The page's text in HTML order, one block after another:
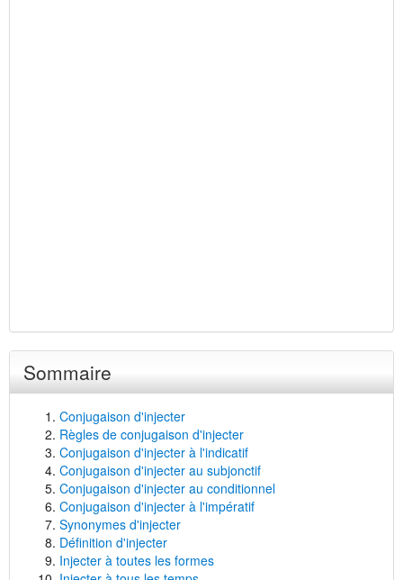
Sommaire
Conjugaison d'injecter
Règles de conjugaison d'injecter
Conjugaison d'injecter à l'indicatif
Conjugaison d'injecter au subjonctif
Conjugaison d'injecter au conditionnel
Conjugaison d'injecter à l'impératif
Synonymes d'injecter
Définition d'injecter
Injecter à toutes les formes